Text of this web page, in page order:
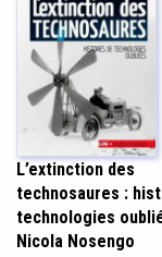
L’extinction des
technosaures :
technologies
Nicola Nosengo